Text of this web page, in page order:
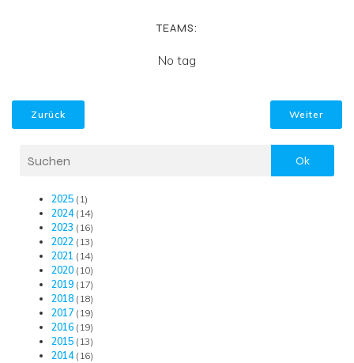
TEAMS:
No tag
Zurück Weiter
Ok
2025 (1)
2024(14)
2023 (16)
2022 (13)
2021 (14)
2020 (10)
2019 (17)
2018 (18)
2017 (19)
2016 (19)
2015 (13)
2014(16)